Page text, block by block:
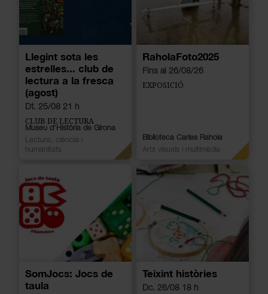
Llegint sota les
estrelles... club de
lectura a la fresca
(agost)
Dt. 25/08 21 h
CLUB DE LECTURA
Museu d'Història de Girona
Lectura, ciència i
humanitats
RaholaFoto2025
Fins al 26/08/26
EXPOSICIÓ
Biblioteca Carles Rahola
Arts visuals i multimèdia
SomJocs: Jocs de
taula
Teixint històries
Dc. 26/08 18 h